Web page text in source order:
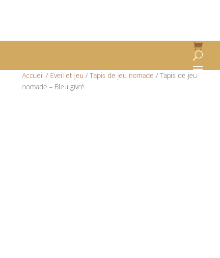
Accueil / Eveil et jeu / Tapis de jeu nomade / Tapis de jeu
nomade – Bleu givré